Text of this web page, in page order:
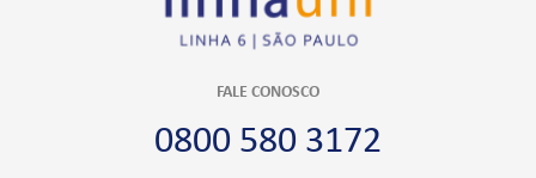
FALE CONOSCO
0800 580 3172